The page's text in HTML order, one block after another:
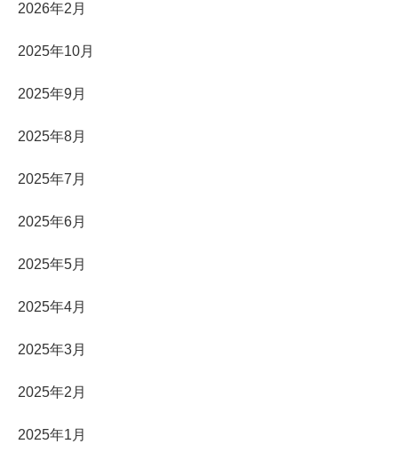
2026年2月
2025年10月
2025年9月
2025年8月
2025年7月
2025年6月
2025年5月
2025年4月
2025年3月
2025年2月
2025年1月